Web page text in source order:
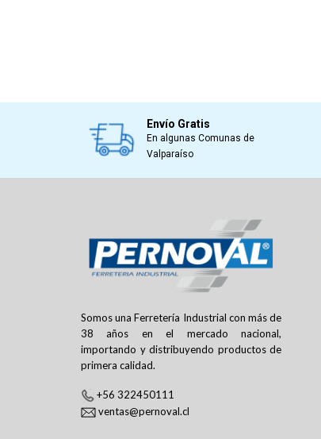
Envío Gratis
En algunas Comunas de
Valparaíso
Somos una Ferretería Industrial con más de
38 años en el mercado nacional,
importando y distribuyendo productos de
primera calidad.
+56 322450111
ventas@pernoval.cl